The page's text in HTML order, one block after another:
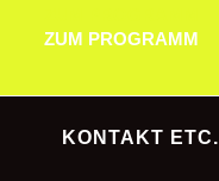
ZUM PROGRAMM
KONTAKT ETC.